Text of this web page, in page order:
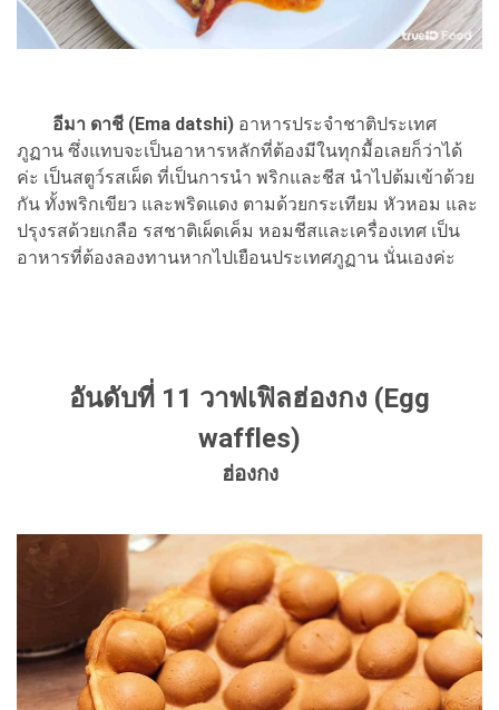
อีมา ดาชี (Ema datshi) อาหารประจำชาติประเทศ
ภูฏาน ซึ่งแทบจะเป็นอาหารหลักที่ต้องมีในทุกมื้อเลยก็ว่าได้
ค่ะ เป็นสตูว์รสเผ็ด ที่เป็นการนำ พริกและชีส นำไปต้มเข้าด้วย
กัน ทั้งพริกเขียว และพริดแดง ตามด้วยกระเทียม หัวหอม และ
ปรุงรสด้วยเกลือ รสชาติเผ็ดเค็ม หอมชีสและเครื่องเทศ เป็น
อาหารที่ต้องลองทานหากไปเยือนประเทศภูฏาน นั่นเองค่ะ
อันดับที่ 11 วาฟเฟิลฮ่องกง (Egg
waffles)
ฮ่องกง